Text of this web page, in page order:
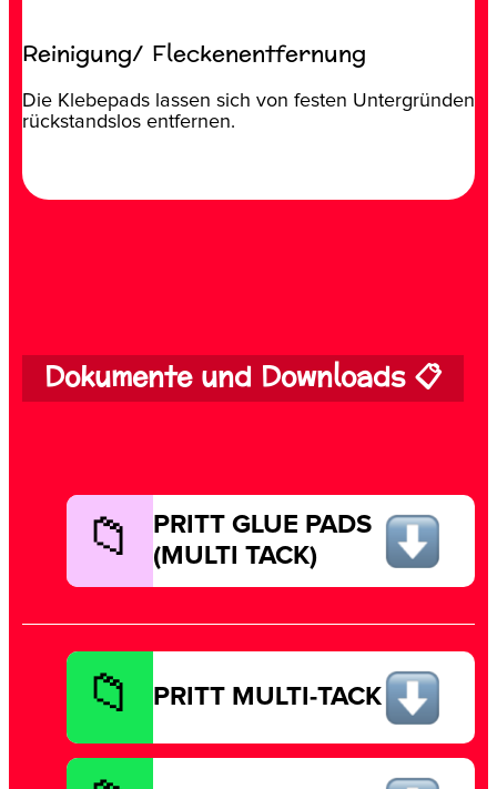
Reinigung/ Fleckenentfernung
Die Klebepads lassen sich von festen Untergründen
rückstandslos entfernen.
Dokumente und Downloads 📋
PRITT GLUE PADS
(MULTI TACK)
PRITT MULTI-TACK